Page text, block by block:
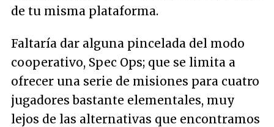
de tu misma plataforma.
Faltaría dar alguna pincelada del modo
cooperativo, Spec Ops; que se limita a
ofrecer una serie de misiones para cuatro
jugadores bastante elementales, muy
lejos de las alternativas que encontramos